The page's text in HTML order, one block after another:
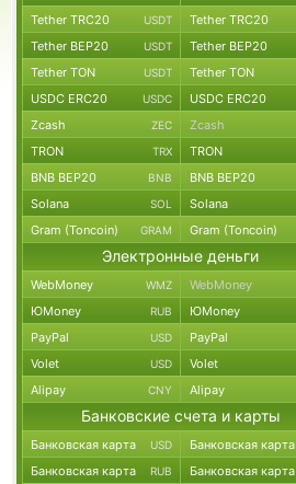
Tether TRC20 USDT Tether TRC20
Tether BEP20 USDT Tether BEP20
Tether TON USDT Tether TON
USDC ERC20 USDC USDC ERC20
Zcash ZEC Zcash
TRON TRX TRON
BNB BEP20 BNB BNB BEP20
Solana SOL Solana
Gram (Toncoin) GRAM Gram (Toncoin)
Электронные деньги
WebMoney WMZ WebMoney
ЮMoney RUB ЮMoney
PayPal USD PayPal
Volet USD Volet
Alipay CNY Alipay
Банковские счета и карты
Банковская карта USD Банковская карта
Банковская карта RUB Банковская карта